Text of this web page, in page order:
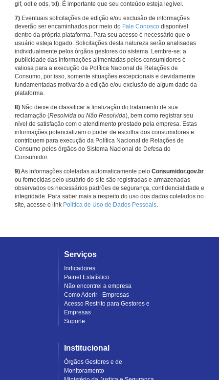
gif, odt e ods, txt). É importante que seu conteúdo esteja legível.
7) Eventuais solicitações de edição e/ou exclusão de informações
deverão ser encaminhados por meio do Fale Conosco disponível
dentro da própria plataforma. Para seu acesso é necessário que o
usuário esteja logado. Solicitações desta natureza serão analisadas
individualmente pelos órgãos gestores do sistema. Lembre-se: a
publicidade das informações alimentadas pelos consumidores é
valiosa para a execução da Política Nacional de Relações de
Consumo, por isso, somente situações excepcionais e devidamente
fundamentadas motivarão a edição e/ou exclusão de algum dado da
plataforma.
8) Não deixe de classificar a finalização do tratamento de sua
reclamação (Resolvida ou Não Resolvida), bem como registrar seu
nível de satisfação com o atendimento prestado pela empresa. Estas
informações potencializam o poder de escolha dos consumidores e
contribuem para execução da Política Nacional de Relações de
Consumo pelos órgãos do Sistema Nacional de Defesa do
Consumidor.
9)As informações coletadas automaticamente pelo Consumidor.gov.br
ou fornecidas pelo usuário do site são registradas e armazenadas
observados os necessários padrões de segurança, confidencialidade e
integridade. Para saber mais a respeito do uso dos dados coletados no
site, acesse o link Política de Uso de Dados Pessoais.
Serviços
Indicadores
Painel Estatístico
Não encontrei a empresa
Como Aderir - Empresas
Acesso Restrito para Gestores e
Empresas
Suporte
Institucional
Órgãos Gestores e de
Monitoramento